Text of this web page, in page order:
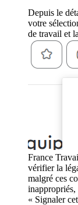
Depuis le
votre
de travail et
France
vérifier la
malgré ces
« Signaler